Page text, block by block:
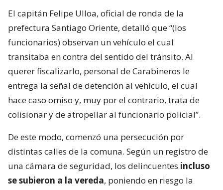
El capitán Felipe Ulloa, oficial de ronda de la
prefectura Santiago Oriente, detalló que “(los
funcionarios) observan un vehículo el cual
transitaba en contra del sentido del tránsito. Al
querer fiscalizarlo, personal de Carabineros le
entrega la señal de detención al vehículo, el cual
hace caso omiso y, muy por el contrario, trata de
colisionar y de atropellar al funcionario policial”.
De este modo, comenzó una persecución por
distintas calles de la comuna. Según un registro de
una cámara de seguridad, los delincuentes incluso
se subieron a la vereda, poniendo en riesgo la